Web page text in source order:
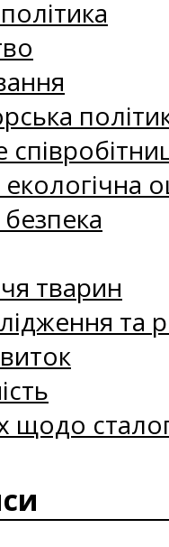
тварин
та
щодо